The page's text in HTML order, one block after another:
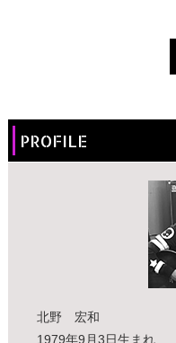
PROFILE
北野 宏和
1979年9月3日生まれ